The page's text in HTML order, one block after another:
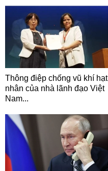
Thông điệp chống vũ khí hạt
nhân của nhà lãnh đạo Việt
Nam...